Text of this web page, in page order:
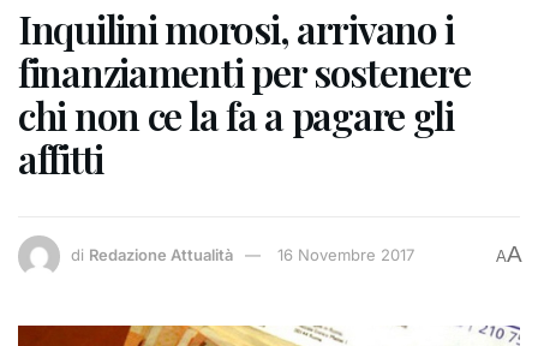
Inquilini morosi, arrivano i
finanziamenti per sostenere
chi non ce la fa a pagare gli
affitti
di Redazione Attualità 16 Novembre 2017 AA